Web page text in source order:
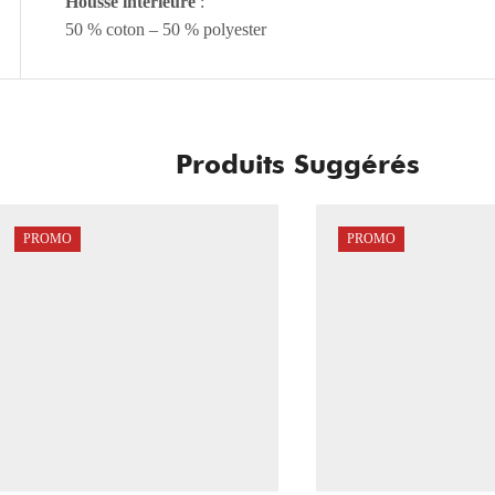
50 % coton – 50 % polyester
Produits Suggérés
PROMO PROMO